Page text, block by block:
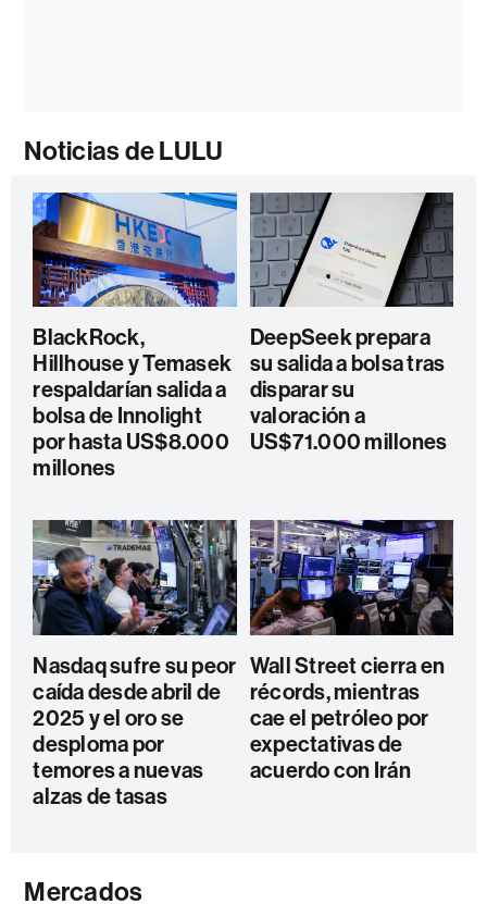
Noticias de LULU
BlackRock,
Hillhouse y Temasek
respaldarían salida a
bolsa de Innolight
por hasta US$8.000
millones
DeepSeek prepara
su salida a bolsa tras
disparar su
valoración a
US$71.000 millones
Nasdaq sufre su peor
caída desde abril de
2025 y el oro se
desploma por
temores a nuevas
alzas de tasas
Wall Street cierra en
récords, mientras
cae el petróleo por
expectativas de
acuerdo con Irán
Mercados